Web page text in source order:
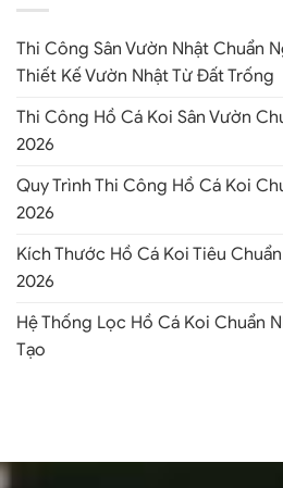
Thi Công Sân Vườn Nhật Chuẩn
Thiết Kế Vườn Nhật Từ Đất Trống
Thi Công Hồ Cá Koi Sân Vườn
2026
Quy Trình Thi Công Hồ Cá Koi
2026
Kích Thước Hồ Cá Koi Tiêu
2026
Hệ Thống Lọc Hồ Cá Koi Chuẩn
Tạo